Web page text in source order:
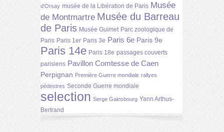
d'Orsay musée de la Libération de Paris Musée
de Montmartre Musée du Barreau
de Paris Musée Guimet Parc zoologique de
Paris Paris 1er Paris 3e Paris 6e Paris 9e
Paris 14e Paris 18e passages couverts
parisiens Pavillon Comtesse de Caen
Perpignan Première Guerre mondiale rallyes
pédestres Seconde Guerre mondiale
selection Serge Gainsbourg Yann Arthus-
Bertrand